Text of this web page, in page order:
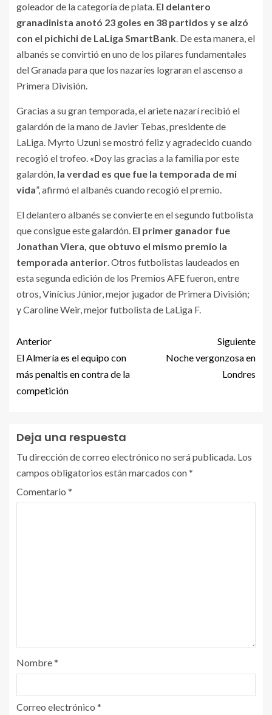
goleador de la categoría de plata. El delantero
granadinista anotó 23 goles en 38 partidos y se alzó
con el pichichi de LaLiga SmartBank. De esta manera, el
albanés se convirtió en uno de los pilares fundamentales
del Granada para que los nazaríes lograran el ascenso a
Primera División.
Gracias a su gran temporada, el ariete nazarí recibió el
galardón de la mano de Javier Tebas, presidente de
LaLiga. Myrto Uzuni se mostró feliz y agradecido cuando
recogió el trofeo. «Doy las gracias a la familia por este
galardón, la verdad es que fue la temporada de mi
vida”, afirmó el albanés cuando recogió el premio.
El delantero albanés se convierte en el segundo futbolista
que consigue este galardón. El primer ganador fue
Jonathan Viera, que obtuvo el mismo premio la
temporada anterior. Otros futbolistas laudeados en
esta segunda edición de los Premios AFE fueron, entre
otros, Vinícius Júnior, mejor jugador de Primera División;
y Caroline Weir, mejor futbolista de LaLiga F.
Anterior
El Almería es el equipo con
más penaltis en contra de la
competición
Siguiente
Noche vergonzosa en
Londres
Deja una respuesta
Tu dirección de correo electrónico no será publicada. Los
campos obligatorios están marcados con*
Comentario *
Nombre*
Correo electrónico *